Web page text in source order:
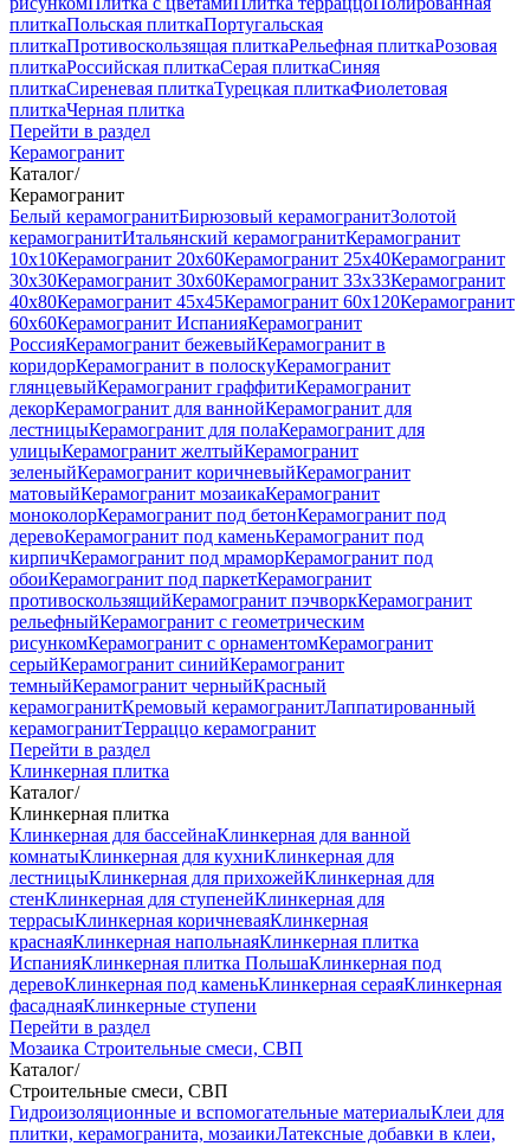
плиткаПольская плиткаПортугальская
плиткаПротивоскользящая плиткаРельефная плиткаРозовая
плиткаРоссийская плиткаСерая плиткаСиняя
плиткаСиреневая плиткаТурецкая плиткаФиолетовая
плиткаЧерная плитка
Перейти в раздел
Керамогранит
Каталог/
Керамогранит
Белый керамогранитБирюзовый керамогранитЗолотой
керамогранитИтальянский керамогранитКерамогранит
10x10Керамогранит 20x60Керамогранит 25x40Керамогранит
30x30Керамогранит 30x60Керамогранит 33x33Керамогранит
40x80Керамогранит 45x45Керамогранит 60x120Керамогранит
60x60Керамогранит ИспанияКерамогранит
РоссияКерамогранит бежевыйКерамогранит в
коридорКерамогранит в полоскуКерамогранит
глянцевыйКерамогранит граффитиКерамогранит
декорКерамогранит для ваннойКерамогранит для
лестницыКерамогранит для полаКерамогранит для
улицыКерамогранит желтыйКерамогранит
зеленыйКерамогранит коричневыйКерамогранит
матовыйКерамогранит мозаикаКерамогранит
моноколорКерамогранит под бетонКерамогранит под
деревоКерамогранит под каменьКерамогранит под
кирпичКерамогранит под мраморКерамогранит под
обоиКерамогранит под паркетКерамогранит
противоскользящийКерамогранит пэчворкКерамогранит
рельефныйКерамогранит с геометрическим
рисункомКерамогранит с орнаментомКерамогранит
серыйКерамогранит синийКерамогранит
темныйКерамогранит черныйКрасный
керамогранитКремовый керамогранитЛаппатированный
керамогранитТерраццо керамогранит
Перейти в раздел
Клинкерная плитка
Каталог/
Клинкерная плитка
Клинкерная для бассейнаКлинкерная для ванной
комнатыКлинкерная для кухниКлинкерная для
лестницыКлинкерная для прихожейКлинкерная для
стенКлинкерная для ступенейКлинкерная для
террасыКлинкерная коричневаяКлинкерная
краснаяКлинкерная напольнаяКлинкерная плитка
ИспанияКлинкерная плитка ПольшаКлинкерная под
деревоКлинкерная под каменьКлинкерная сераяКлинкерная
фасаднаяКлинкерные ступени
Перейти в раздел
Мозаика Строительные смеси, СВП
Каталог/
Строительные смеси, СВП
Гидроизоляционные и вспомогательные материалыКлеи для
плитки, керамогранита, мозаикиЛатексные добавки в клеи,